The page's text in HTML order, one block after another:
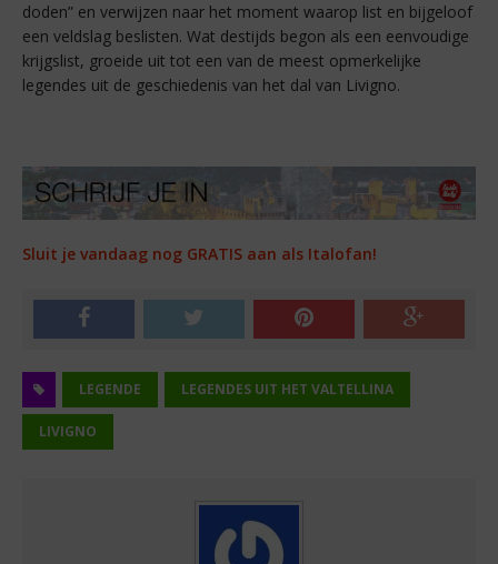
doden” en verwijzen naar het moment waarop list en bijgeloof
een veldslag beslisten. Wat destijds begon als een eenvoudige
krijgslist, groeide uit tot een van de meest opmerkelijke
legendes uit de geschiedenis van het dal van Livigno.
Sluit je vandaag nog GRATIS aan als Italofan!
LEGENDE LEGENDES UIT HET VALTELLINA
LIVIGNO